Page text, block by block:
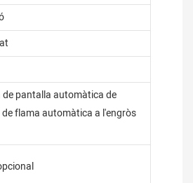
de pantalla automàtica de
flama automàtica a l'engròs